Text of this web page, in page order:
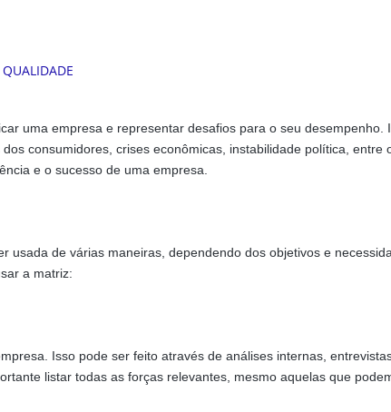
uma empresa e representar desafios para o seu desempenho.
consumidores, crises econômicas, instabilidade política, entre
e o sucesso de uma empresa.
usada de várias maneiras, dependendo dos objetivos e
a matriz:
Isso pode ser feito através de análises internas,
listar todas as forças relevantes, mesmo aquelas que